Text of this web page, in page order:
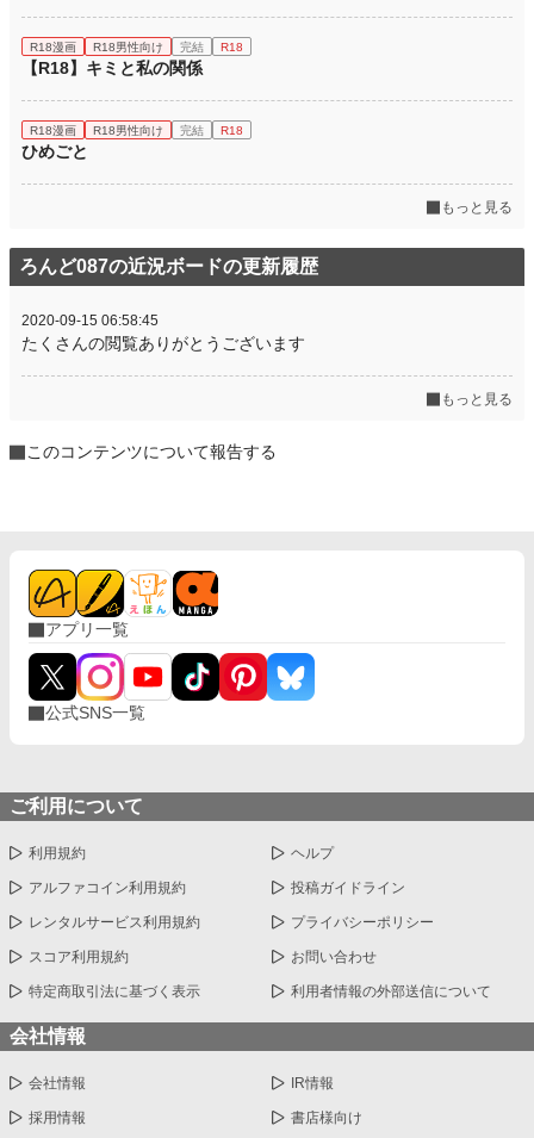
R18漫画 R18男性向け 完結 R18
【R18】キミと私の関係
R18漫画 R18男性向け 完結 R18
ひめごと
もっと見る
ろんど087の近況ボードの更新履歴
2020-09-15 06:58:45
たくさんの閲覧ありがとうございます
もっと見る
このコンテンツについて報告する
アプリ一覧
公式SNS一覧
ご利用について
利用規約 ヘルプ
アルファコイン利用規約 投稿ガイドライン
レンタルサービス利用規約 プライバシーポリシー
スコア利用規約 お問い合わせ
特定商取引法に基づく表示 利用者情報の外部送信について
会社情報
会社情報 IR情報
採用情報 書店様向け